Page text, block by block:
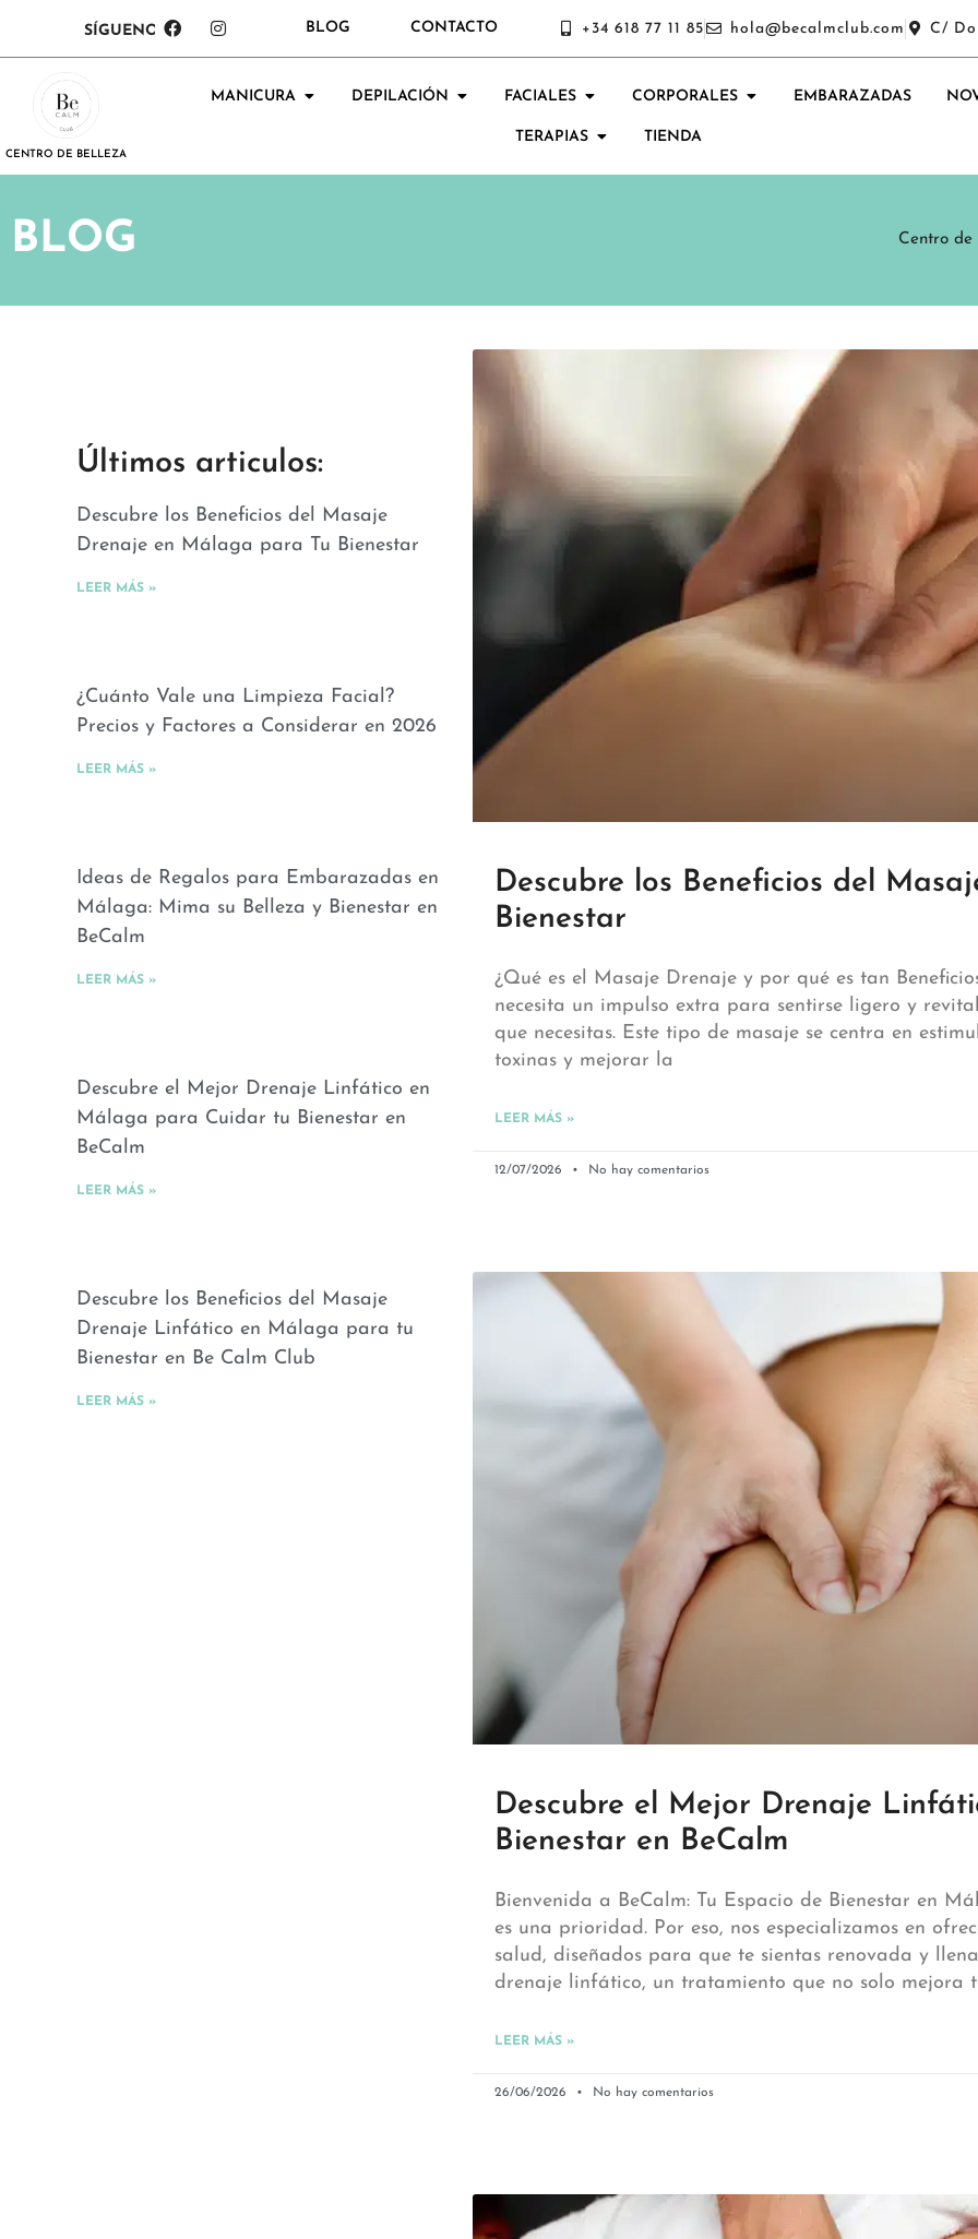
SÍGUENOS: BLOG CONTACTO +34 618 77 11 85 hola@becalmclub.com C/
CENTRO DE BELLEZA
MANICURA DEPILACIÓN FACIALES CORPORALES EMBARAZADAS
TERAPIAS TIENDA
BLOG Centro
Últimos articulos:
Descubre los Beneficios del Masaje
Drenaje en Málaga para Tu Bienestar
LEER MÁS »
¿Cuánto Vale una Limpieza Facial?
Precios y Factores a Considerar en 2026
LEER MÁS »
Ideas de Regalos para Embarazadas en
Málaga: Mima su Belleza y Bienestar en
BeCalm
LEER MÁS »
Descubre el Mejor Drenaje Linfático en
Málaga para Cuidar tu Bienestar en
BeCalm
LEER MÁS »
Descubre los Beneficios del Masaje
Drenaje Linfático en Málaga para tu
Bienestar en Be Calm Club
LEER MÁS »
Descubre los Beneficios del
Bienestar
¿Qué es el Masaje Drenaje y por qué es tan
necesita un impulso extra para sentirse ligero y
que necesitas. Este tipo de masaje se centra en
toxinas y mejorar la
LEER MÁS »
12/07/2026 No hay comentarios
Descubre el Mejor Drenaje
Bienestar en BeCalm
Bienvenida a BeCalm: Tu Espacio de Bienestar en
es una prioridad. Por eso, nos especializamos en
salud, diseñados para que te sientas renovada y
drenaje linfático, un tratamiento que no solo mejora
LEER MÁS »
26/06/2026 No hay comentarios